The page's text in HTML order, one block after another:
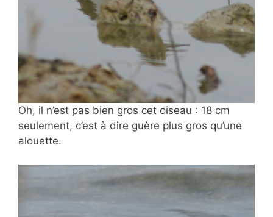
Oh, il n’est pas bien gros cet oiseau : 18 cm
seulement, c’est à dire guère plus gros qu’une
alouette.